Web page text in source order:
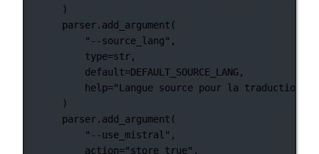
)
parser.add_argument(
"--source_lang" ,
type=str,
default=DEFAULT_SOURCE_LANG,
help="Langue source pour la traduction"
)
parser.add_argument(
"--use_mistral" ,
action="store_true" ,